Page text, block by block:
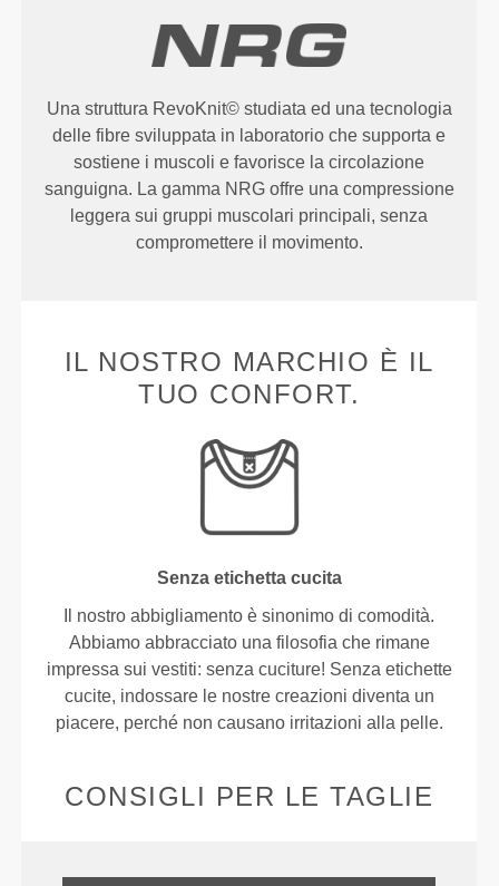
Una struttura RevoKnit© studiata ed una tecnologia
delle fibre sviluppata in laboratorio che supporta e
sostiene i muscoli e favorisce la circolazione
sanguigna. La gamma NRG offre una compressione
leggera sui gruppi muscolari principali, senza
compromettere il movimento.
IL NOSTRO MARCHIO È IL
TUO CONFORT.
Senza etichetta cucita
Il nostro abbigliamento è sinonimo di comodità.
Abbiamo abbracciato una filosofia che rimane
impressa sui vestiti: senza cuciture! Senza etichette
cucite, indossare le nostre creazioni diventa un
piacere, perché non causano irritazioni alla pelle.
CONSIGLI PER LE TAGLIE